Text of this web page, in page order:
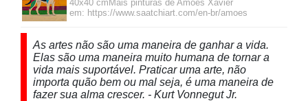
40x40 cmMais pinturas de Amóes Xavier
em: https://www.saatchiart.com/en-br/amoes
As artes não são uma maneira de ganhar a vida.
Elas são uma maneira muito humana de tornar a
vida mais suportável. Praticar uma arte, não
importa quão bem ou mal seja, é uma maneira de
fazer sua alma crescer. - Kurt Vonnegut Jr.